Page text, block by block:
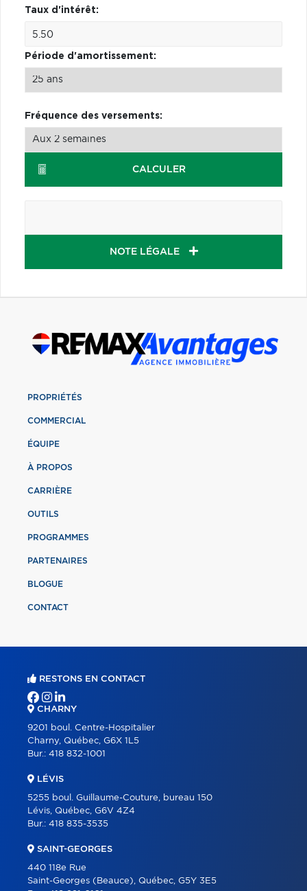
Taux d'intérêt:
Période d'amortissement:
Fréquence des versements:
CALCULER
NOTE LÉGALE
PROPRIÉTÉS
COMMERCIAL
ÉQUIPE
À PROPOS
CARRIÈRE
OUTILS
PROGRAMMES
PARTENAIRES
BLOGUE
CONTACT
RESTONS EN CONTACT
CHARNY
9201 boul. Centre-Hospitalier
Charny, Québec, G6X 1L5
Bur.: 418 832-1001
LÉVIS
5255 boul. Guillaume-Couture, bureau 150
Lévis, Québec, G6V 4Z4
Bur.: 418 835-3535
SAINT-GEORGES
440 118e Rue
Saint-Georges (Beauce), Québec, G5Y 3E5